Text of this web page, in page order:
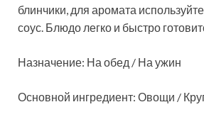
блинчики, для аромата
соус. Блюдо легко и быстро
Назначение: На обед / На ужин
Основной ингредиент: Овощи /